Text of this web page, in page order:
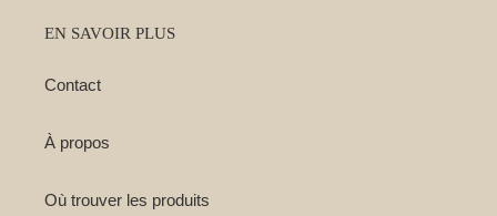
EN SAVOIR PLUS
Contact
À propos
Où trouver les produits